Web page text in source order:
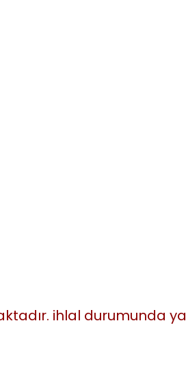
ihlal durumunda